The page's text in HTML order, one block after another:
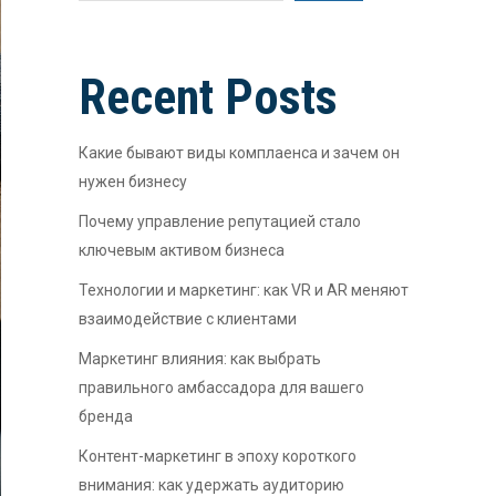
Recent Posts
Какие бывают виды комплаенса и зачем он
нужен бизнесу
Почему управление репутацией стало
ключевым активом бизнеса
Технологии и маркетинг: как VR и AR меняют
взаимодействие с клиентами
Маркетинг влияния: как выбрать
правильного амбассадора для вашего
бренда
Контент-маркетинг в эпоху короткого
внимания: как удержать аудиторию